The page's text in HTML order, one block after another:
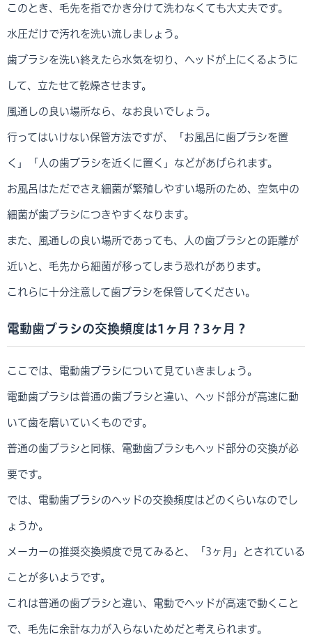
このとき、毛先を指でかき分けて洗わなくても大丈夫です。
水圧だけで汚れを洗い流しましょう。
歯ブラシを洗い終えたら水気を切り、ヘッドが上にくるように
して、立たせて乾燥させます。
風通しの良い場所なら、なお良いでしょう。
行ってはいけない保管方法ですが、「お風呂に歯ブラシを置
く」「人の歯ブラシを近くに置く」などがあげられます。
お風呂はただでさえ細菌が繁殖しやすい場所のため、空気中の
細菌が歯ブラシにつきやすくなります。
また、風通しの良い場所であっても、人の歯ブラシとの距離が
近いと、毛先から細菌が移ってしまう恐れがあります。
これらに十分注意して歯ブラシを保管してください。
電動歯ブラシの交換頻度は1ヶ月？3ヶ月？
ここでは、電動歯ブラシについて見ていきましょう。
電動歯ブラシは普通の歯ブラシと違い、ヘッド部分が高速に動
いて歯を磨いていくものです。
普通の歯ブラシと同様、電動歯ブラシもヘッド部分の交換が必
要です。
では、電動歯ブラシのヘッドの交換頻度はどのくらいなのでし
ょうか。
メーカーの推奨交換頻度で見てみると、「3ヶ月」とされている
ことが多いようです。
これは普通の歯ブラシと違い、電動でヘッドが高速で動くこと
で、毛先に余計な力が入らないためだと考えられます。